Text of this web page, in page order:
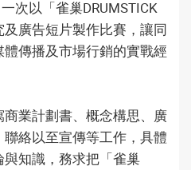
次以「雀巢DRUMSTICK
廣告短片製作比賽，讓同
傳播及市場行銷的實戰經
業計劃書、概念構思、廣
絡以至宣傳等工作，具體
知識，務求把「雀巢